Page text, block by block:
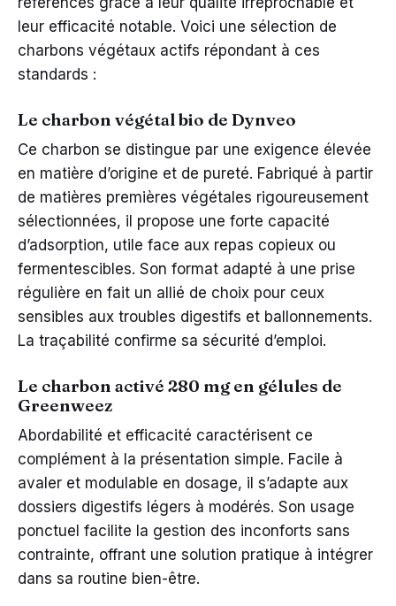
leur efficacité notable. Voici une sélection de
charbons végétaux actifs répondant à ces
standards :
Le charbon végétal bio de Dynveo
Ce charbon se distingue par une exigence élevée
en matière d’origine et de pureté. Fabriqué à partir
de matières premières végétales rigoureusement
sélectionnées, il propose une forte capacité
d’adsorption, utile face aux repas copieux ou
fermentescibles. Son format adapté à une prise
régulière en fait un allié de choix pour ceux
sensibles aux troubles digestifs et ballonnements.
La traçabilité confirme sa sécurité d’emploi.
Le charbon activé 280 mg en gélules de
Greenweez
Abordabilité et efficacité caractérisent ce
complément à la présentation simple. Facile à
avaler et modulable en dosage, il s’adapte aux
dossiers digestifs légers à modérés. Son usage
ponctuel facilite la gestion des inconforts sans
contrainte, offrant une solution pratique à intégrer
dans sa routine bien-être.